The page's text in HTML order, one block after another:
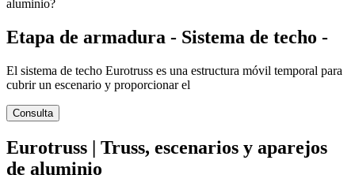
aluminio?
Etapa de armadura - Sistema de techo -
El sistema de techo Eurotruss es una estructura móvil temporal para
cubrir un escenario y proporcionar el
Consulta
Eurotruss | Truss, escenarios y aparejos
de aluminio